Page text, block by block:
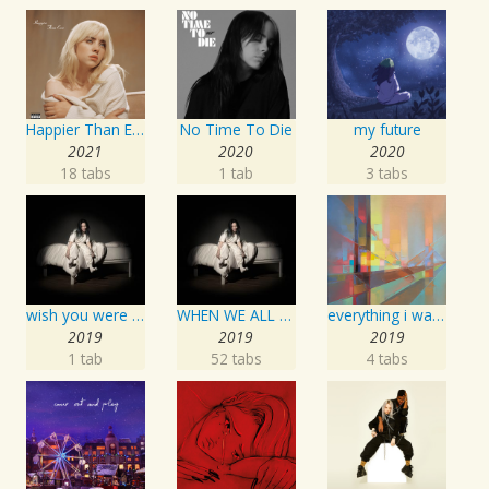
Happier Than Ever
2021
18 tabs
No Time To Die
2020
1 tab
my future
2020
3 tabs
wish you were gay
2019
1 tab
WHEN WE ALL FALL ASLEEP, WHERE DO WE GO?
2019
52 tabs
everything i wanted
2019
4 tabs